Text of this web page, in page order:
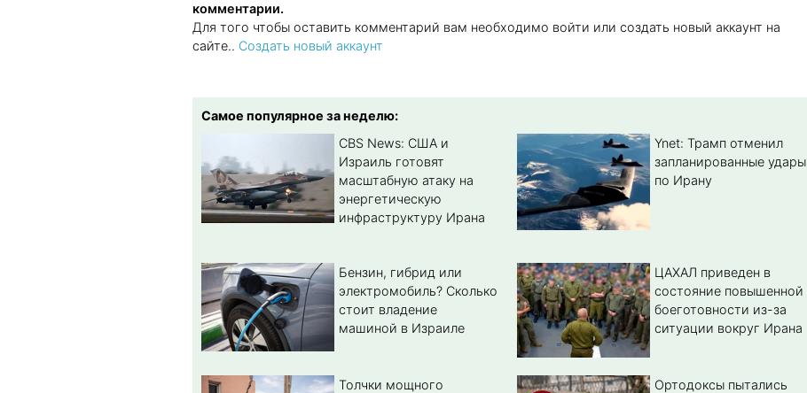
комментарии.
Для того чтобы оставить комментарий вам необходимо войти или создать новый аккаунт на
сайте.. Создать новый аккаунт
Самое популярное за неделю:
CBS News: США и
Израиль готовят
масштабную атаку на
энергетическую
инфраструктуру Ирана
Ynet: Трамп отменил
запланированные удары
по Ирану
Бензин, гибрид или
электромобиль? Cколько
стоит владение
машиной в Израиле
ЦАХАЛ приведен в
состояние повышенной
боеготовности из-за
ситуации вокруг Ирана
Толчки мощного
Ортодоксы пытались